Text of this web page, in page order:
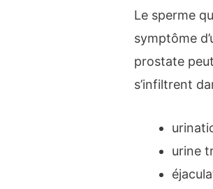
Le sperme
symptôme
prostate
s’infiltrent
urine